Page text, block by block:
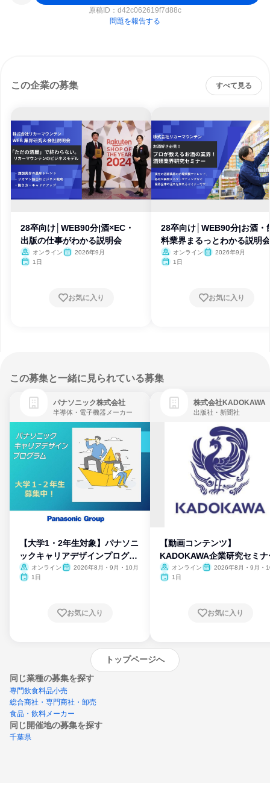
原稿ID： d42c062619f7d88c
問題を報告する
この企業の募集 すべて見る
28卒向け│WEB90分|酒×EC・
出版の仕事がわかる説明会
オンライン
2026年9月
1日
お気に入り
28卒向け│WEB90分|お酒・
料業界まるっとわかる説明会
オンライン
2026年9月
1日
お気に入り
この募集と一緒に見られている募集
パナソニック株式会社
半導体・電子機器メーカー
【大学1・2年生対象】パナソニ
ックキャリアデザインプログラ
ム
オンライン
2026年8月・9月・10月
1日
お気に入り
株式会社KADOKAWA
出版社・新聞社
【動画コンテンツ】
KADOKAWA企業研究セミナ
オンライン
2026年8月・9月・
1日
お気に入り
トップページへ
同じ業種の募集を探す
専門飲食料品小売
総合商社・専門商社・卸売
食品・飲料メーカー
同じ開催地の募集を探す
千葉県